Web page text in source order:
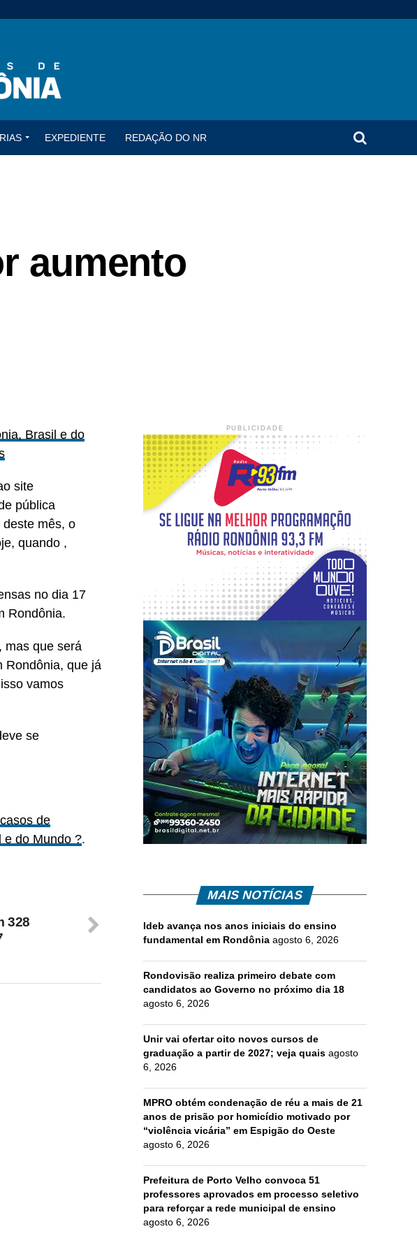
EXPEDIENTE REDAÇÃO DO NR
aumento
Brasil e do
site
pública
mês, o
quando ,
no dia 17
Rondônia.
mas que será
Rondônia, que já
vamos
se
de
e do Mundo ?.
328
PUBLICIDADE
MAIS NOTÍCIAS
Ideb avança nos anos iniciais do ensino
fundamental em Rondônia agosto 6, 2026
Rondovisão realiza primeiro debate com
candidatos ao Governo no próximo dia 18
agosto 6, 2026
Unir vai ofertar oito novos cursos de
graduação a partir de 2027; veja quais agosto
6, 2026
MPRO obtém condenação de réu a mais de 21
anos de prisão por homicídio motivado por
“violência vicária” em Espigão do Oeste
agosto 6, 2026
Prefeitura de Porto Velho convoca 51
professores aprovados em processo seletivo
para reforçar a rede municipal de ensino
agosto 6, 2026